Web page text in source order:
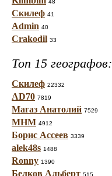
48
Скилеф 41
Admin 40
Crakodil 33
Топ 15 географов:
Скилеф 22332
AD70 7819
Магаз Анатолий 7529
МНМ 4912
Борис Ассеев 3339
alek48s 1488
Ronny 1390
Белков Альберт 515